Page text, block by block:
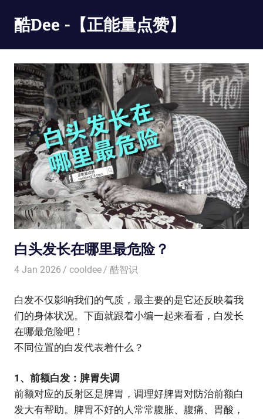
content
酷Dee -【正能量点赞】
最
酷
只
有
更
酷
白头发长在哪里最危险？
4 Jan 2026 cooldee 酷智识
白发不仅影响我们的气质，最主要的是它还反映着我
们的身体状况。下面就跟着小编一起来看看，白发长
在哪最危险吧！
不同位置的白发代表着什么？
1、前额白发：脾胃失调
前额对应的反射区是脾胃，调理好脾胃对防治前额白
发大有帮助。脾胃不好的人常常腹胀、腹痛、胃酸，